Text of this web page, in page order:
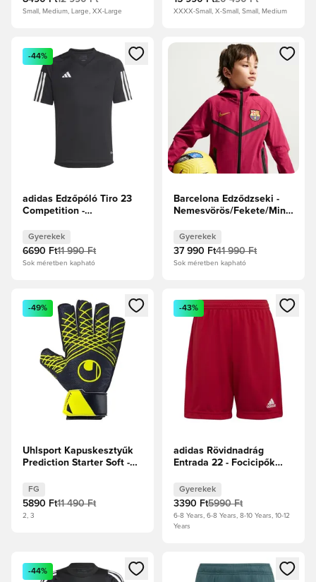
Small, Medium, Large, XX-Large XXXX-Small, X-Small, Small, Medium
Megnyit egy modált a bejelentkezéshez vagy a tagként
-44%
adidas Edzőpóló Tiro 23
Competition -
Gyerekek
6690 Ft11 990 Ft
Sok méretben kapható
Megnyit egy modált a
Barcelona Edződzseki -
Nemesvörös/Fekete/Mineral
Gyerekek
37 990 Ft41 990 Ft
Sok méretben kapható
Megnyit egy modált a bejelentkezéshez vagy a tagként
-49%
Uhlsport Kapuskesztyűk
Prediction Starter Soft -
sárga
FG
5890 Ft11 490 Ft
2, 3
Megnyit egy modált a
-43%
adidas Rövidnadrág
Entrada 22 - Focicipők
Gyerekek
3390 Ft5990 Ft
6-8 Years, 6-8 Years, 8-10 Years, 10-12
Years
Megnyit egy modált a bejelentkezéshez vagy a tagként
-44%
Megnyit egy modált a